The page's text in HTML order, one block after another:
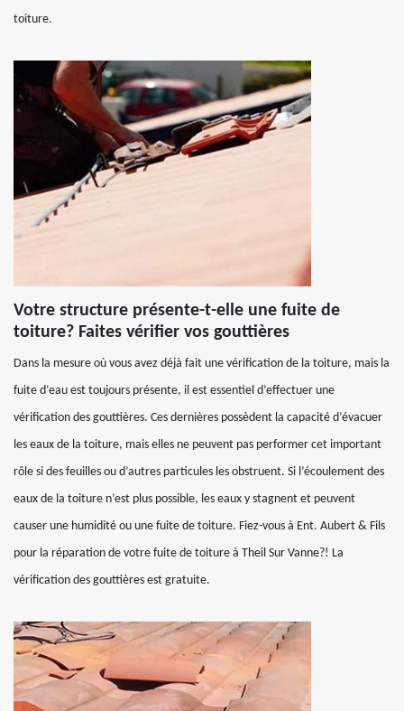
toiture.
Votre structure présente-t-elle une fuite de
toiture? Faites vérifier vos gouttières
Dans la mesure où vous avez déjà fait une vérification de la toiture, mais la
fuite d’eau est toujours présente, il est essentiel d’effectuer une
vérification des gouttières. Ces dernières possèdent la capacité d’évacuer
les eaux de la toiture, mais elles ne peuvent pas performer cet important
rôle si des feuilles ou d’autres particules les obstruent. Si l’écoulement des
eaux de la toiture n’est plus possible, les eaux y stagnent et peuvent
causer une humidité ou une fuite de toiture. Fiez-vous à Ent. Aubert & Fils
pour la réparation de votre fuite de toiture à Theil Sur Vanne?! La
vérification des gouttières est gratuite.